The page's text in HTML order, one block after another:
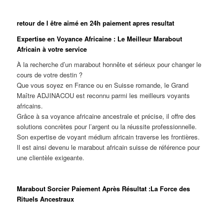
retour de l être aimé en 24h paiement apres resultat
Expertise en Voyance Africaine : Le Meilleur Marabout
Africain à votre service
À la recherche d’un marabout honnête et sérieux pour changer le
cours de votre destin ?
Que vous soyez en France ou en Suisse romande, le Grand
Maître ADJINACOU est reconnu parmi les meilleurs voyants
africains.
Grâce à sa voyance africaine ancestrale et précise, il offre des
solutions concrètes pour l’argent ou la réussite professionnelle.
Son expertise de voyant médium africain traverse les frontières.
Il est ainsi devenu le marabout africain suisse de référence pour
une clientèle exigeante.
Marabout Sorcier Paiement Après Résultat :La Force des
Rituels Ancestraux